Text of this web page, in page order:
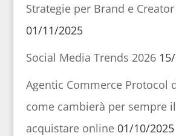
Strategie per Brand e
01/11/2025
Social Media Trends 2026
Agentic Commerce Protocol
come cambierà per sempre
acquistare online 01/10/2025